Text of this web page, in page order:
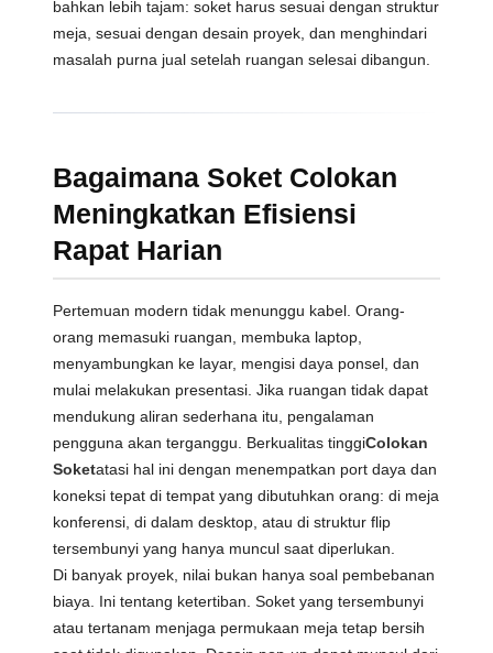
bahkan lebih tajam: soket harus sesuai dengan struktur
meja, sesuai dengan desain proyek, dan menghindari
masalah purna jual setelah ruangan selesai dibangun.
Bagaimana Soket Colokan
Meningkatkan Efisiensi
Rapat Harian
Pertemuan modern tidak menunggu kabel. Orang-
orang memasuki ruangan, membuka laptop,
menyambungkan ke layar, mengisi daya ponsel, dan
mulai melakukan presentasi. Jika ruangan tidak dapat
mendukung aliran sederhana itu, pengalaman
pengguna akan terganggu. Berkualitas tinggiColokan
Soketatasi hal ini dengan menempatkan port daya dan
koneksi tepat di tempat yang dibutuhkan orang: di meja
konferensi, di dalam desktop, atau di struktur flip
tersembunyi yang hanya muncul saat diperlukan.
Di banyak proyek, nilai bukan hanya soal pembebanan
biaya. Ini tentang ketertiban. Soket yang tersembunyi
atau tertanam menjaga permukaan meja tetap bersih